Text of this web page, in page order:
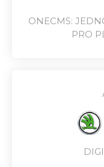
ONECMS:
PRO